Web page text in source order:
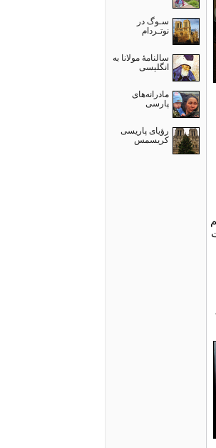
سـوگ در
نوتـردام
سالنامۀ مولانا به
انگلیسی
مادرانه‌های
پارسی
رؤیای پاریسی
کریسمس